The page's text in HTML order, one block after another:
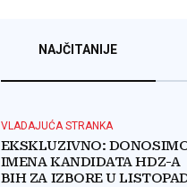
NAJČITANIJE
VLADAJUĆA STRANKA
EKSKLUZIVNO:
IMENA KANDIDATA HDZ-A
BIH ZA IZBORE U